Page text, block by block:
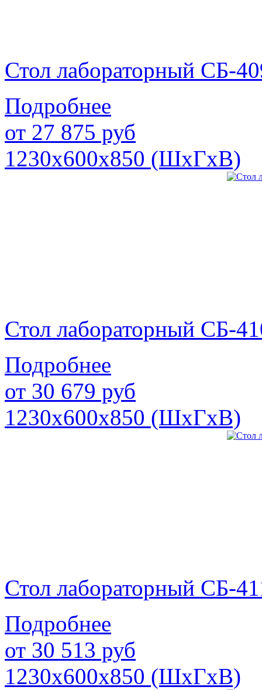
Стол лабораторный СБ-
Подробнее
от 27 875 руб
1230х600х850 (ШхГхВ)
Стол лабораторный СБ-
Подробнее
от 30 679 руб
1230х600х850 (ШхГхВ)
Стол лабораторный СБ-
Подробнее
от 30 513 руб
1230х600х850 (ШхГхВ)